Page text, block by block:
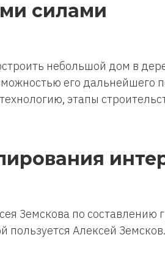
силами
небольшой дом в
его дальнейшего
этапы
Земскова по составлению
пользуется Алексей Земсков.